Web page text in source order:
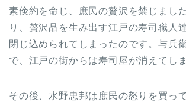
素倹約を命じ、庶民の贅沢を禁じまし
り、贅沢品を生み出す江戸の寿司職人
閉じ込められてしまったのです。与兵
で、江戸の街からは寿司屋が消えてし
その後、水野忠邦は庶民の怒りを買っ